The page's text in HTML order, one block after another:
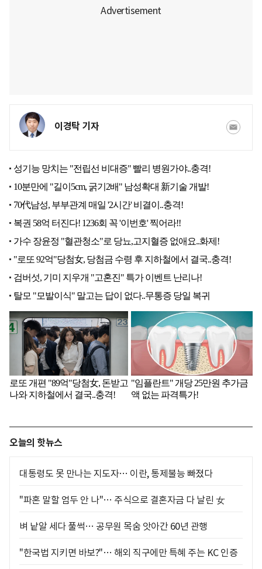
이경탁 기자
오늘의 핫뉴스
대통령도 못 만나는 지도자… 이란, 통제불능 빠졌다
"파혼 말할 엄두 안 나"… 주식으로 결혼자금 다 날린 女
벼 낱알 세다 풀썩… 공무원 목숨 앗아간 60년 관행
"한국법 지키면 바보?"… 해외 직구에만 특혜 주는 KC 인증